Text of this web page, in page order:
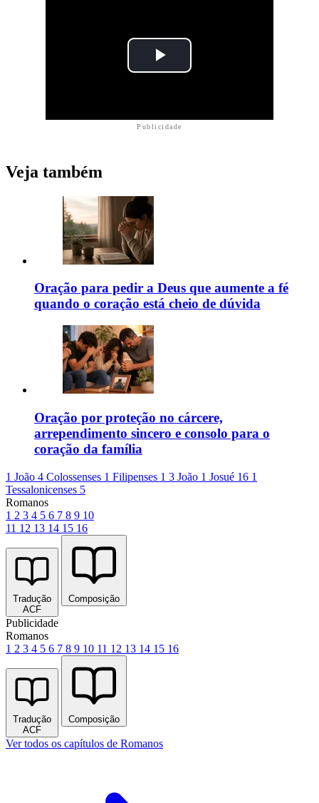
Publicidade
Veja também
Oração para pedir a Deus que aumente a fé
quando o coração está cheio de dúvida
Oração por proteção no cárcere,
arrependimento sincero e consolo para o
coração da família
1 João 4 Colossenses 1 Filipenses 1 3 João 1 Josué 16 1
Tessalonicenses 5
Romanos
1 2 3 4 5 6 7 8 9 10
11 12 13 14 15 16
Tradução
ACF
Composição
Publicidade
Romanos
1 2 3 4 5 6 7 8 9 10 11 12 13 14 15 16
Tradução
ACF
Composição
Ver todos os capítulos de Romanos